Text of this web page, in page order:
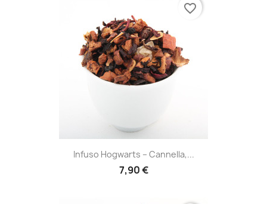
Infuso Hogwarts – Cannella,...
7,90 €
favorite_border